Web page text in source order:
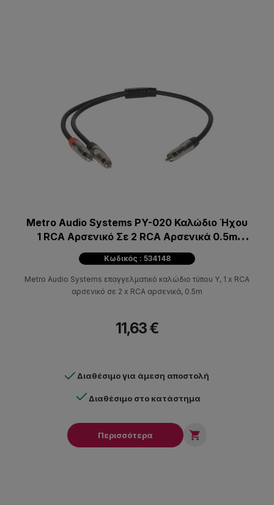
Metro Audio Systems PY-020 Καλώδιο Ήχου
1 RCA Αρσενικό Σε 2 RCA Αρσενικά 0.5m
Μαύρο
Κωδικός : 534148
Metro Audio Systems επαγγελματικό καλώδιο τύπου Y, 1 x RCA
αρσενικό σε 2 x RCA αρσενικά, 0.5m
11,63 €
Διαθέσιμο για άμεση αποστολή
Διαθέσιμο στο κατάστημα
Περισσότερα 